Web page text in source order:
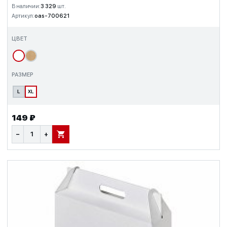
В наличии:3 329 шт.
Артикул:oas-700621
ЦВЕТ
РАЗМЕР
XL
149 ₽
− + В КОРЗИНУ